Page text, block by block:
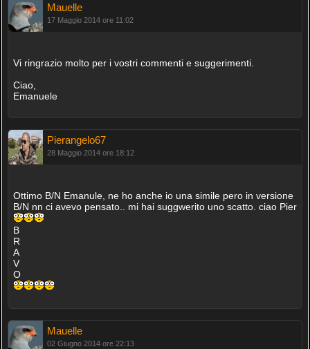
Mauelle
17 Maggio 2014 ore 11:02
Vi ringrazio molto per i vostri commenti e suggerimenti.
Ciao,
Emanuele
Pierangelo67
28 Maggio 2014 ore 18:12
Ottimo B/N Emanule, ne ho anche io una simile pero in versione
B/N nn ci avevo pensato.. mi hai suggwerito uno scatto. ciao Pier
B
R
A
V
O
Mauelle
02 Giugno 2014 ore 22:13